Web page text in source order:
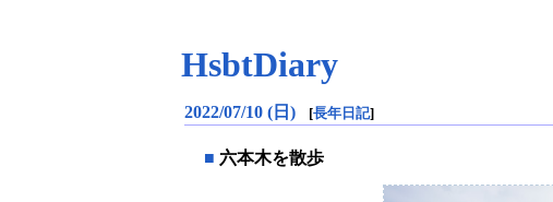
HsbtDiary
2022/07/10 (日) [長年日記]
■ 六本木を散歩